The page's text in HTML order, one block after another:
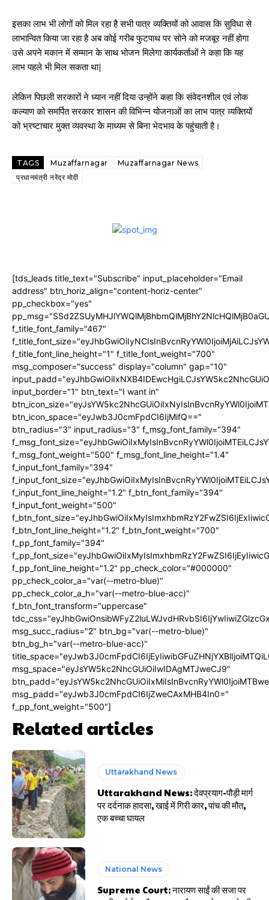
इसका लाभ भी लोगों को मिल रहा है सभी पात्र व्यक्तियों को आवास कि सुविधा से
लाभान्वित किया जा रहा है अब कोई गरीब फुटपाथ पर सोने को मजबूर नहीं होगा
उसे अपने मकान में सम्मान के साथ भोजन मिलेगा कार्यकर्ताओं ने कहा कि यह
लाभ पहले भी मिल सकता था|
लेकिन पिछली सरकारों ने ध्यान नहीं दिया उन्होंने कहा कि संवेदनशील एवं लोक
कल्याण को समर्पित सरकार शासन की विभिन्न योजनाओं का लाभ पात्र व्यक्तियों
को भ्रष्टाचार मुक्त व्यवस्था के माध्यम से बिना भेदभाव के पहुंचाती है।
TAGS Muzaffarnagar
Muzaffarnagar News
प्रधानमंत्री नरेंद्र मोदी
[tds_leads title_text="Subscribe" input_placeholder="Email
address" btn_horiz_align="content-horiz-center"
pp_checkbox="yes"
f_title_font_family="467"
f_title_font_line_height="1" f_title_font_weight="700"
msg_composer="success" display="column" gap="10"
input_border="1" btn_text="I want in"
btn_icon_space="eyJwb3J0cmFpdCI6IjMifQ=="
btn_radius="3" input_radius="3" f_msg_font_family="394"
f_msg_font_weight="500" f_msg_font_line_height="1.4"
f_input_font_family="394"
f_input_font_line_height="1.2" f_btn_font_family="394"
f_input_font_weight="500"
f_btn_font_line_height="1.2" f_btn_font_weight="700"
f_pp_font_family="394"
f_pp_font_line_height="1.2" pp_check_color="#000000"
pp_check_color_a="var(--metro-blue)"
pp_check_color_a_h="var(--metro-blue-acc)"
f_btn_font_transform="uppercase"
msg_succ_radius="2" btn_bg="var(--metro-blue)"
btn_bg_h="var(--metro-blue-acc)"
msg_space="eyJsYW5kc2NhcGUiOiIwIDAgMTJweCJ9"
msg_padd="eyJwb3J0cmFpdCI6IjZweCAxMHB4In0="
f_pp_font_weight="500"]
Related articles
Uttarakhand News
Uttarakhand News: देवप्रयाग-पौड़ी मार्ग
पर दर्दनाक हादसा, खाई में गिरी कार, पांच की मौत,
एक बच्चा घायल
National News
Supreme Court: नारायण साईं की सजा पर